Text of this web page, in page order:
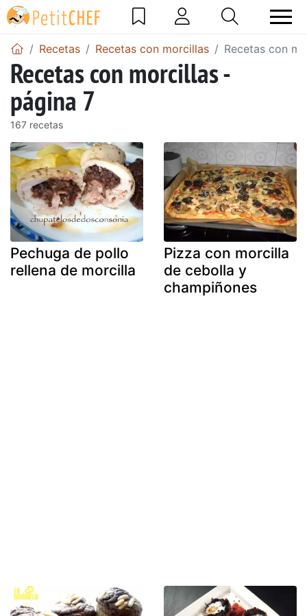
Recetas Recetas con morcillas Recetas con
Recetas con morcillas -
página 7
167 recetas
Pechuga de pollo
rellena de morcilla
Pizza con morcilla
de cebolla y
champiñones